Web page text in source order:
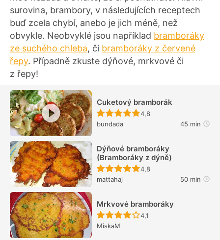
surovina, brambory, v následujících receptech
buď zcela chybí, anebo je jich méně, než
obvykle. Neobvyklé jsou například bramboráky
ze suchého chleba, či bramboráky z červené
řepy. Případně zkuste dýňové, mrkvové či
z řepy!
Cuketový bramborák
Recept ještě nebyl
4,8
bundada
45 min
Dýňové bramboráky
(Bramboráky z dýně)
Recept ještě nebyl
4,8
mattahaj
50 min
Mrkvové bramboráky
Recept ještě nebyl
4,1
MiskaM